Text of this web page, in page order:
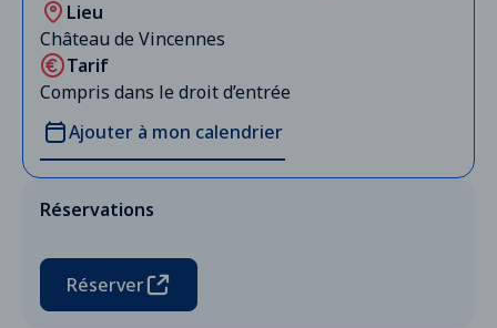
Lieu
Château de Vincennes
Tarif
Compris dans le droit d’entrée
Ajouter à mon calendrier
Réservations
Réserver